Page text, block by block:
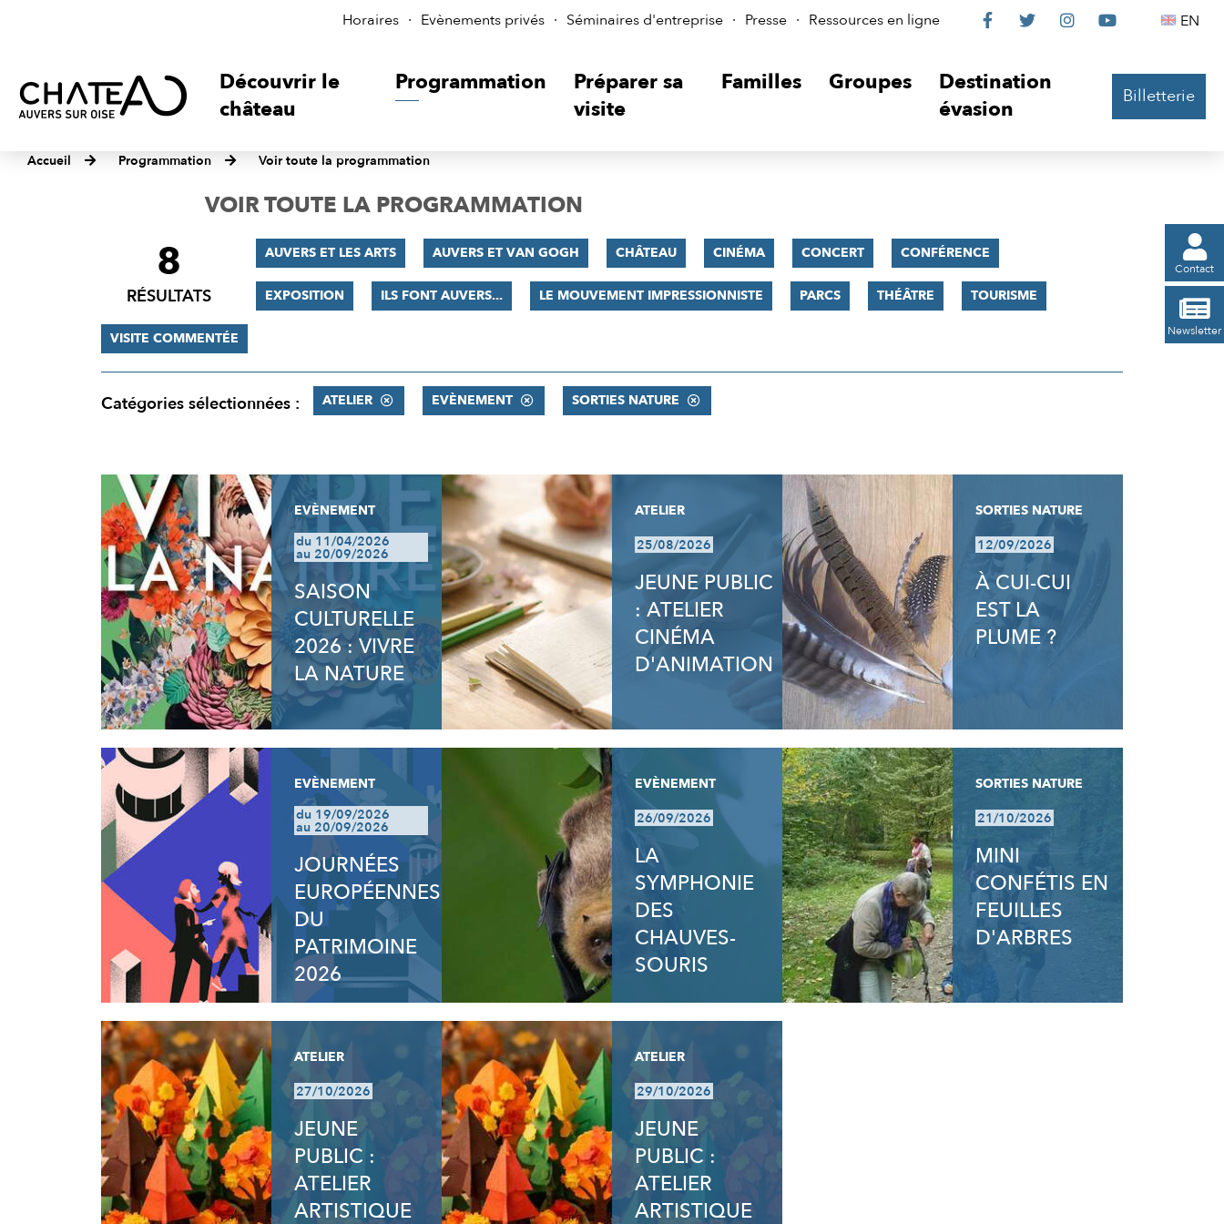
Horaires Evènements privés Séminaires d'entreprise Presse Ressources en ligne
Le
sur

Le

Le

Le
 EN
Découvrir le
château
Programmation
Préparer sa
visite
Familles Groupes
Destination
évasion
Billetterie
Accueil Programmation Voir toute la programmation

Contact

Newsletter
VOIR TOUTE LA PROGRAMMATION
FILTRER
RÉSULTATS
8
RÉSULTATS
AUVERS ET LES ARTS AUVERS ET VAN GOGH CHÂTEAU CINÉMA CONCERT CONFÉRENCE
EXPOSITION ILS FONT AUVERS... LE MOUVEMENT IMPRESSIONNISTE PARCS THÉÂTRE TOURISME
VISITE COMMENTÉE
Catégories sélectionnées : ATELIER EVÈNEMENT SORTIES NATURE
RÉSULTATS
EVÈNEMENT
du 11/04/2026
au 20/09/2026
SAISON
CULTURELLE
2026 : VIVRE
LA NATURE
ATELIER
25/08/2026
JEUNE PUBLIC
: ATELIER
CINÉMA
D'ANIMATION
SORTIES NATURE
12/09/2026
À CUI-CUI
EST LA
PLUME ?
EVÈNEMENT
du 19/09/2026
au 20/09/2026
JOURNÉES
EUROPÉENNES
DU
PATRIMOINE
2026
EVÈNEMENT
26/09/2026
LA
SYMPHONIE
DES
CHAUVES-
SOURIS
SORTIES NATURE
21/10/2026
MINI
CONFÉTIS EN
FEUILLES
D'ARBRES
ATELIER
27/10/2026
JEUNE
PUBLIC :
ATELIER
ARTISTIQUE
ATELIER
29/10/2026
JEUNE
PUBLIC :
ATELIER
ARTISTIQUE